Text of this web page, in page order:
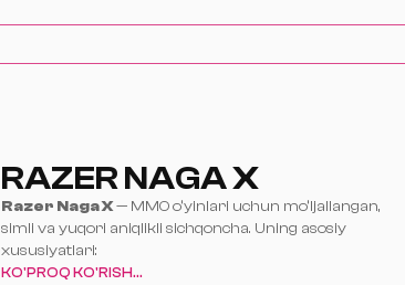
RAZER NAGA X
Razer Naga X— MMO o‘yinlari uchun mo‘ljallangan,
simli va yuqori aniqlikli sichqoncha. Uning asosiy
xususiyatlari:
Sensor:Razer™ 5G Advanced optik sensor, 18,000 DPI
KO'PROQ KO'RISH...